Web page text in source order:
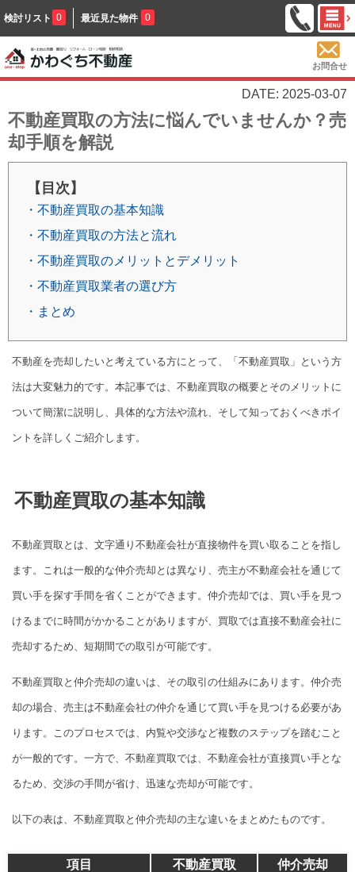
検討リスト 0 最近見た物件 0
お問合せ
DATE: 2025-03-07
不動産買取の方法に悩んでいませんか？売
却手順を解説
【目次】
・不動産買取の基本知識
・不動産買取の方法と流れ
・不動産買取のメリットとデメリット
・不動産買取業者の選び方
・まとめ
不動産を売却したいと考えている方にとって、「不動産買取」という方
法は大変魅力的です。本記事では、不動産買取の概要とそのメリットに
ついて簡潔に説明し、具体的な方法や流れ、そして知っておくべきポイ
ントを詳しくご紹介します。
不動産買取の基本知識
不動産買取とは、文字通り不動産会社が直接物件を買い取ることを指し
ます。これは一般的な仲介売却とは異なり、売主が不動産会社を通じて
買い手を探す手間を省くことができます。仲介売却では、買い手を見つ
けるまでに時間がかかることがありますが、買取では直接不動産会社に
売却するため、短期間での取引が可能です。
不動産買取と仲介売却の違いは、その取引の仕組みにあります。仲介売
却の場合、売主は不動産会社の仲介を通じて買い手を見つける必要があ
ります。このプロセスでは、内覧や交渉など複数のステップを踏むこと
が一般的です。一方で、不動産買取では、不動産会社が直接買い手とな
るため、交渉の手間が省け、迅速な売却が可能です。
以下の表は、不動産買取と仲介売却の主な違いをまとめたものです。
項目 不動産買取 仲介売却